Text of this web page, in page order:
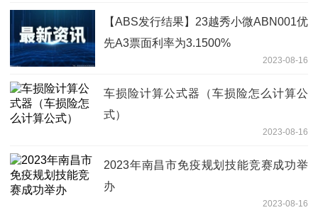
【ABS发行结果】23越秀小微ABN001优
先A3票面利率为3.1500%
2023-08-16
车损险计算公式器（车损险怎么计算公
式）
2023-08-16
2023年南昌市免疫规划技能竞赛成功举
办
2023-08-16